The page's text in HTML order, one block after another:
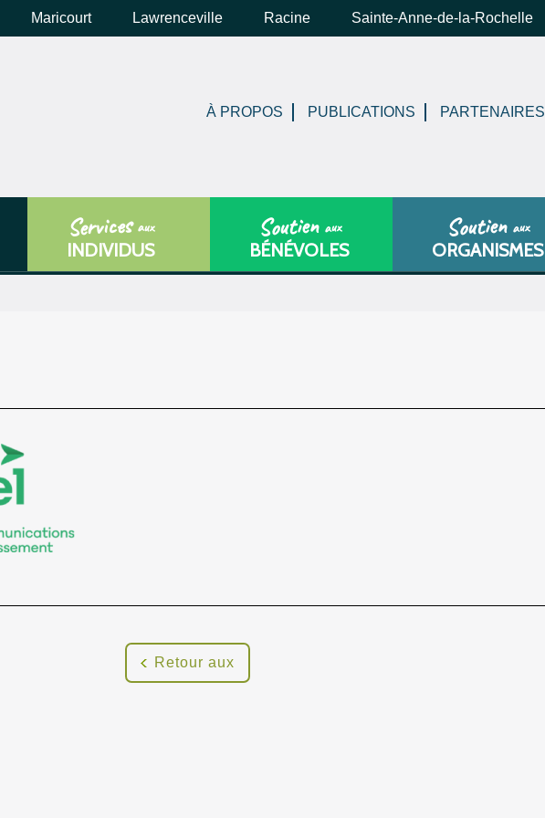
Maricourt Lawrenceville Racine Sainte-Anne-de-la-Rochelle
À PROPOS PUBLICATIONS PARTENAIRES
Servicesaux
INDIVIDUS
Soutien aux
BÉNÉVOLES
Soutienaux
ORGANISMES
Retour aux